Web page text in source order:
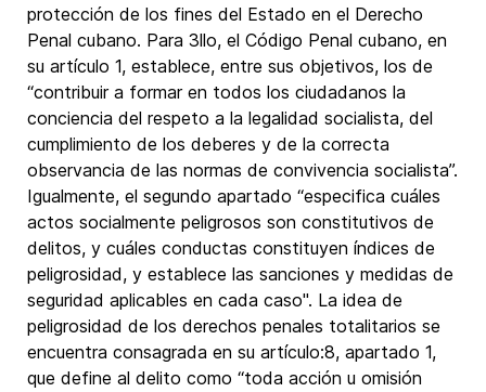
protección de los fines del Estado en el Derecho
Penal cubano. Para 3llo, el Código Penal cubano, en
su artículo 1, establece, entre sus objetivos, los de
“contribuir a formar en todos los ciudadanos la
conciencia del respeto a la legalidad socialista, del
cumplimiento de los deberes y de la correcta
observancia de las normas de convivencia socialista”.
Igualmente, el segundo apartado “especifica cuáles
actos socialmente peligrosos son constitutivos de
delitos, y cuáles conductas constituyen índices de
peligrosidad, y establece las sanciones y medidas de
seguridad aplicables en cada caso". La idea de
peligrosidad de los derechos penales totalitarios se
encuentra consagrada en su artículo:8, apartado 1,
que define al delito como “toda acción u omisión